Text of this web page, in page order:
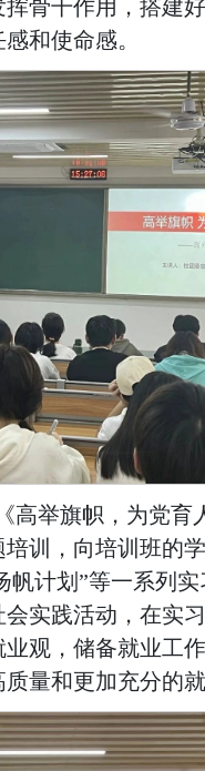
骨干作用，搭建
和使命感。
高举旗帜，为党
训，向培训班的
帆计划”等一系列
实践活动，在实
观，储备就业工
量和更加充分的